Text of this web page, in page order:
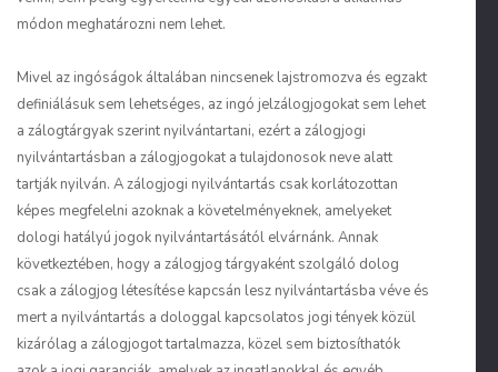
módon meghatározni nem lehet.
Mivel az ingóságok általában nincsenek lajstromozva és egzakt
definiálásuk sem lehetséges, az ingó jelzálogjogokat sem lehet
a zálogtárgyak szerint nyilvántartani, ezért a zálogjogi
nyilvántartásban a zálogjogokat a tulajdonosok neve alatt
tartják nyilván. A zálogjogi nyilvántartás csak korlátozottan
képes megfelelni azoknak a követelményeknek, amelyeket
dologi hatályú jogok nyilvántartásától elvárnánk. Annak
következtében, hogy a zálogjog tárgyaként szolgáló dolog
csak a zálogjog létesítése kapcsán lesz nyilvántartásba véve és
mert a nyilvántartás a dologgal kapcsolatos jogi tények közül
kizárólag a zálogjogot tartalmazza, közel sem biztosíthatók